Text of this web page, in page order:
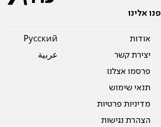
פנו אלינו
אודות
יצירת קשר
פרסמו אצלנו
תנאי שימוש
מדיניות פרטיות
הצהרת נגישות
Pусский
عربية